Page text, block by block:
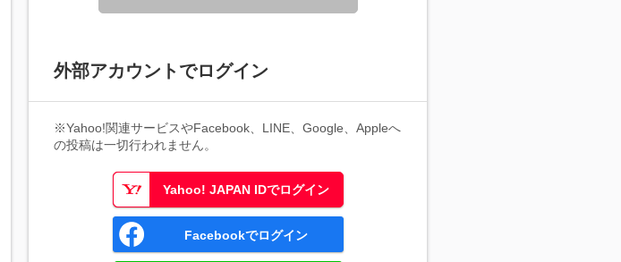
外部アカウントでログイン
※Yahoo!関連サービスやFacebook、LINE、Google、Appleへ
の投稿は一切行われません。
Yahoo! JAPAN IDでログイン
Facebookでログイン